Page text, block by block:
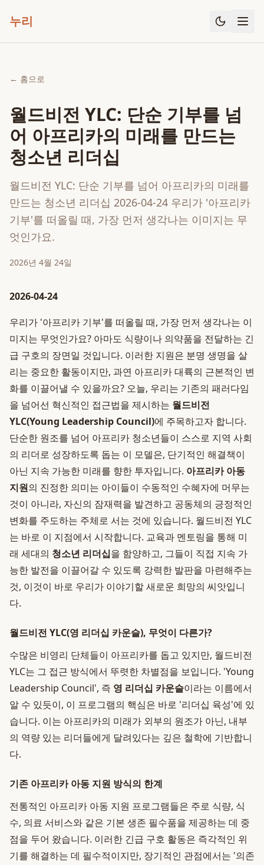
누리
← 홈으로
월드비전 YLC: 단순 기부를 넘
어 아프리카의 미래를 만드는
청소년 리더십
월드비전 YLC: 단순 기부를 넘어 아프리카의 미래를
만드는 청소년 리더십 2026-04-24 우리가 '아프리카
기부'를 떠올릴 때, 가장 먼저 생각나는 이미지는 무
엇인가요.
2026년 4월 24일
2026-04-24
우리가 '아프리카 기부'를 떠올릴 때, 가장 먼저 생각나는 이
미지는 무엇인가요? 아마도 식량이나 의약품을 전달하는 긴
급 구호의 장면일 것입니다. 이러한 지원은 분명 생명을 살
리는 중요한 활동이지만, 과연 아프리카 대륙의 근본적인 변
화를 이끌어낼 수 있을까요? 오늘, 우리는 기존의 패러다임
을 넘어선 혁신적인 접근법을 제시하는 월드비전
YLC(Young Leadership Council)에 주목하고자 합니다.
단순한 원조를 넘어 아프리카 청소년들이 스스로 지역 사회
의 리더로 성장하도록 돕는 이 모델은, 단기적인 해결책이
아닌 지속 가능한 미래를 향한 투자입니다. 아프리카 아동
지원의 진정한 의미는 아이들이 수동적인 수혜자에 머무는
것이 아니라, 자신의 잠재력을 발견하고 공동체의 긍정적인
변화를 주도하는 주체로 서는 것에 있습니다. 월드비전 YLC
는 바로 이 지점에서 시작합니다. 교육과 멘토링을 통해 미
래 세대의 청소년 리더십을 함양하고, 그들이 직접 지속 가
능한 발전을 이끌어갈 수 있도록 강력한 발판을 마련해주는
것, 이것이 바로 우리가 이야기할 새로운 희망의 씨앗입니
다.
월드비전 YLC(영 리더십 카운슬), 무엇이 다른가?
수많은 비영리 단체들이 아프리카를 돕고 있지만, 월드비전
YLC는 그 접근 방식에서 뚜렷한 차별점을 보입니다. 'Young
Leadership Council', 즉 영 리더십 카운슬이라는 이름에서
알 수 있듯이, 이 프로그램의 핵심은 바로 '리더십 육성'에 있
습니다. 이는 아프리카의 미래가 외부의 원조가 아닌, 내부
의 역량 있는 리더들에게 달려있다는 깊은 철학에 기반합니
다.
기존 아프리카 아동 지원 방식의 한계
전통적인 아프리카 아동 지원 프로그램들은 주로 식량, 식
수, 의료 서비스와 같은 기본 생존 필수품을 제공하는 데 중
점을 두어 왔습니다. 이러한 긴급 구호 활동은 즉각적인 위
기를 해결하는 데 필수적이지만, 장기적인 관점에서는 '의존